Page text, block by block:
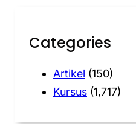
Categories
Artikel (150)
Kursus (1,717)